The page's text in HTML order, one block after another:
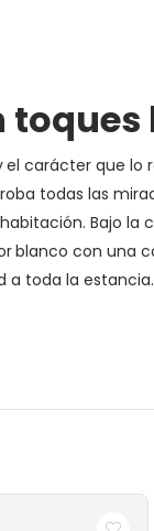
carácter que
todas las
Bajo
con una
toda la